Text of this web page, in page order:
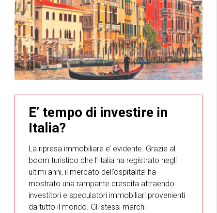
E’ tempo di investire in
Italia?
La ripresa immobiliare e’ evidente. Grazie al
boom turistico che l’Italia ha registrato negli
ultimi anni, il mercato dell’ospitalita’ ha
mostrato una rampante crescita attraendo
investitori e speculatori immobiliari provenienti
da tutto il mondo. Gli stessi marchi